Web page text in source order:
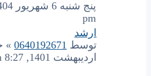
pm
ارشد
توسط 0640192671
اردیبهشت 1401, 8:27 pm